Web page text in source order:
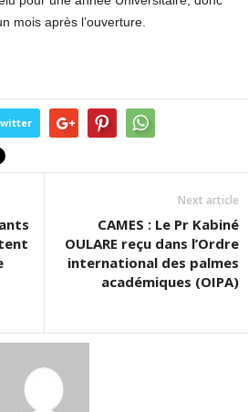
mois après l’ouverture.
Next article
CAMES : Le Pr Kabiné
OULARE reçu dans l’Ordre
international des palmes
académiques (OIPA)